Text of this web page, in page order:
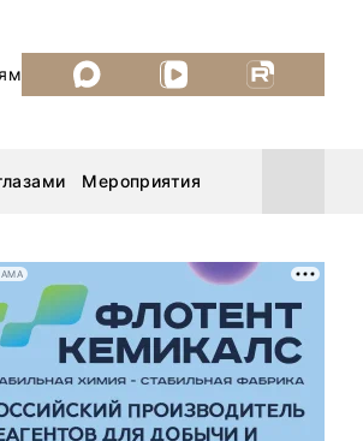
Мероприятия
и Майнинг 2026
2026